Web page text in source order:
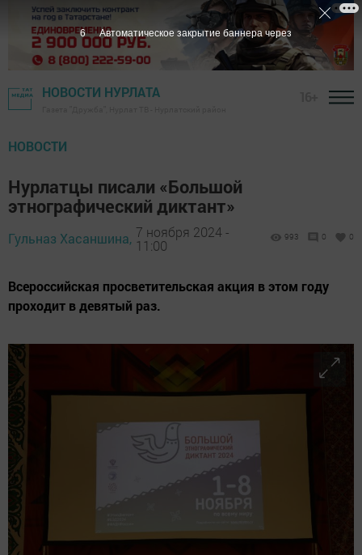
НОВОСТИ НУРЛАТА
НОВОСТИ
Нурлатцы писали «Большой
этнографический диктант»
Гульназ Хасаншина, 7 ноября 2024 -
11:00
993 0 0
Всероссийская просветительская акция в этом году
проходит в девятый раз.
5 Автоматическое закрытие баннера через